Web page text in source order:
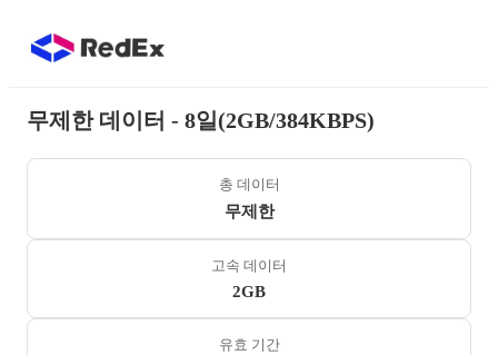
무제한 데이터 - 8일(2GB/384KBPS)
총 데이터
무제한
고속 데이터
2GB
유효 기간